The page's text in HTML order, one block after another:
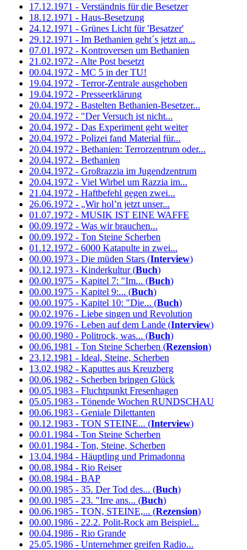
17.12.1971 - Verständnis für die Besetzer
18.12.1971 - Haus-Besetzung
24.12.1971 - Grünes Licht für 'Besatzer'
29.12.1971 - Im Bethanien geht´s jetzt an...
07.01.1972 - Kontroversen um Bethanien
21.02.1972 - Alte Post besetzt
00.04.1972 - MC 5 in der TU!
19.04.1972 - Terror-Zentrale ausgehoben
19.04.1972 - Presseerklärung
20.04.1972 - Bastelten Bethanien-Besetzer...
20.04.1972 - "Der Versuch ist nicht...
20.04.1972 - Das Experiment geht weiter
20.04.1972 - Polizei fand Material für...
20.04.1972 - Bethanien: Terrorzentrum oder...
20.04.1972 - Bethanien
20.04.1972 - Großrazzia im Jugendzentrum
20.04.1972 - Viel Wirbel um Razzia im...
21.04.1972 - Haftbefehl gegen zwei...
26.06.1972 - „Wir hol’n jetzt unser...
01.07.1972 - MUSIK IST EINE WAFFE
00.09.1972 - Was wir brauchen...
00.09.1972 - Ton Steine Scherben
01.12.1972 - 6000 Katapulte in zwei...
00.00.1973 - Die müden Stars (Interview)
00.12.1973 - Kinderkultur (Buch)
00.00.1975 - Kapitel 7: "Im... (Buch)
00.00.1975 - Kapitel 9:... (Buch)
00.00.1975 - Kapitel 10: "Die... (Buch)
00.02.1976 - Liebe singen und Revolution
00.09.1976 - Leben auf dem Lande (Interview)
00.00.1980 - Politrock, was... (Buch)
00.06.1981 - Ton Steine Scherben (Rezension)
23.12.1981 - Ideal, Steine, Scherben
13.02.1982 - Kaputtes aus Kreuzberg
00.06.1982 - Scherben bringen Glück
00.05.1983 - Fluchtpunkt Fresenhagen
05.05.1983 - Tönende Wochen RUNDSCHAU
00.06.1983 - Geniale Dilettanten
00.12.1983 - TON STEINE... (Interview)
00.01.1984 - Ton Steine Scherben
00.01.1984 - Ton, Steine, Scherben
13.04.1984 - Häuptling und Primadonna
00.08.1984 - Rio Reiser
00.08.1984 - BAP
00.00.1985 - 35. Der Tod des... (Buch)
00.00.1985 - 23. "Irre ans... (Buch)
00.06.1985 - TON, STEINE,... (Rezension)
00.00.1986 - 22.2. Polit-Rock am Beispiel...
00.04.1986 - Rio Grande
25.05.1986 - Unternehmer greifen Radio...